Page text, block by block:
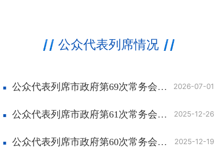
公众代表列席情况
2026-07-01
公众代表列席市政府第69次常务会议意见发表及采纳情况
2025-12-26
公众代表列席市政府第61次常务会议意见发表及采纳情况
2025-12-19
公众代表列席市政府第60次常务会议意见发表及采纳情况